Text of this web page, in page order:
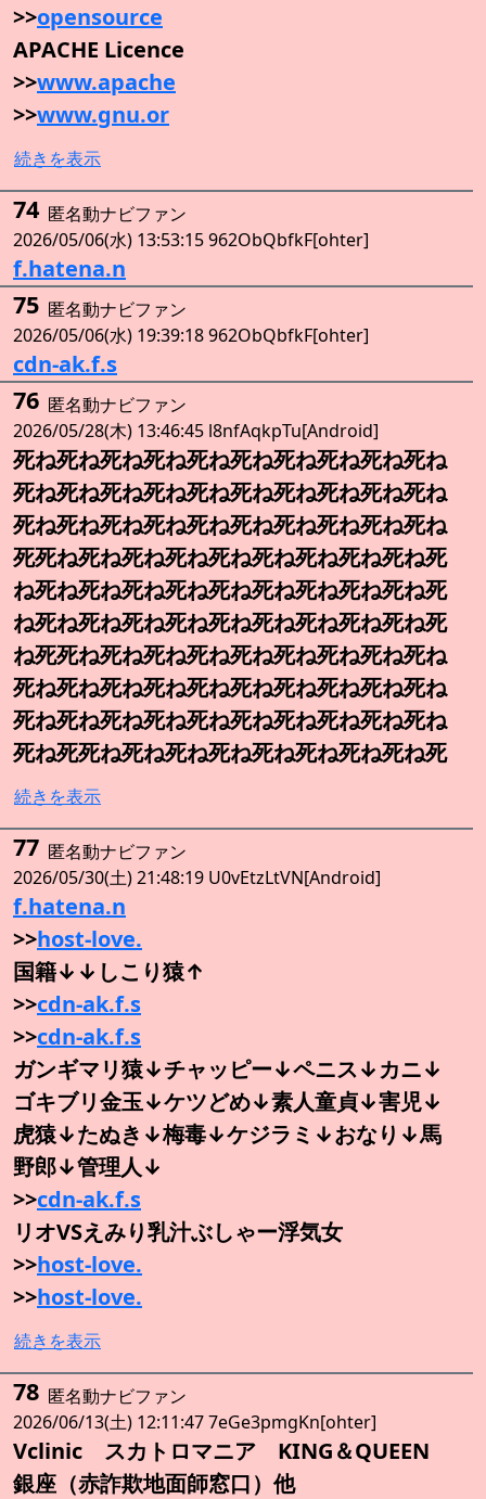
>>opensource
APACHE Licence
>>www.apache
>>www.gnu.or
続きを表示
74 匿名動ナビファン
2026/05/06(水) 13:53:15 962ObQbfkF[ohter]
f.hatena.n
75 匿名動ナビファン
2026/05/06(水) 19:39:18 962ObQbfkF[ohter]
cdn-ak.f.s
76 匿名動ナビファン
2026/05/28(木) 13:46:45 l8nfAqkpTu[Android]
死ね死ね死ね死ね死ね死ね死ね死ね死ね死ね
死ね死ね死ね死ね死ね死ね死ね死ね死ね死ね
死ね死ね死ね死ね死ね死ね死ね死ね死ね死ね
死死ね死ね死ね死ね死ね死ね死ね死ね死ね死
ね死ね死ね死ね死ね死ね死ね死ね死ね死ね死
ね死ね死ね死ね死ね死ね死ね死ね死ね死ね死
ね死死ね死ね死ね死ね死ね死ね死ね死ね死ね
死ね死ね死ね死ね死ね死ね死ね死ね死ね死ね
死ね死ね死ね死ね死ね死ね死ね死ね死ね死ね
死ね死死ね死ね死ね死ね死ね死ね死ね死ね死
続きを表示
77 匿名動ナビファン
2026/05/30(土) 21:48:19 U0vEtzLtVN[Android]
f.hatena.n
>>host-love.
国籍↓↓しこり猿↑
>>cdn-ak.f.s
>>cdn-ak.f.s
ガンギマリ猿↓チャッピー↓ペニス↓カニ↓
ゴキブリ金玉↓ケツどめ↓素人童貞↓害児↓
虎猿↓たぬき↓梅毒↓ケジラミ↓おなり↓馬
野郎↓管理人↓
>>cdn-ak.f.s
リオVSえみり乳汁ぶしゃー浮気女
>>host-love.
>>host-love.
続きを表示
78 匿名動ナビファン
2026/06/13(土) 12:11:47 7eGe3pmgKn[ohter]
Vclinic スカトロマニア KING＆QUEEN
銀座（赤詐欺地面師窓口）他